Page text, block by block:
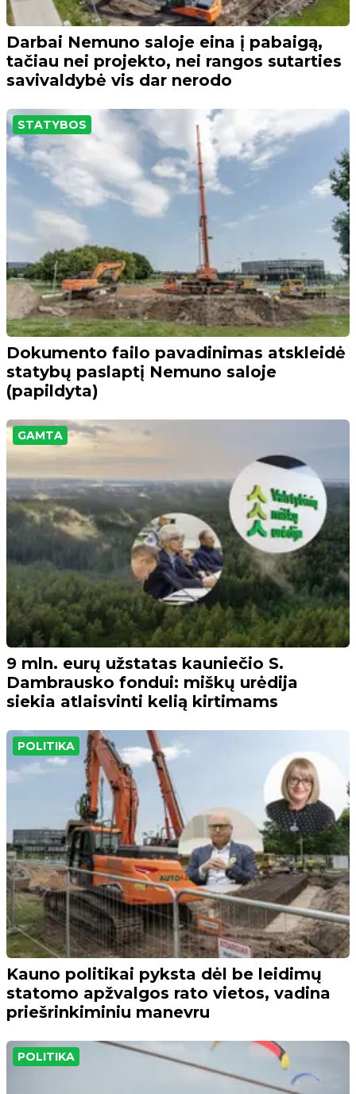
Darbai Nemuno saloje eina į pabaigą,
tačiau nei projekto, nei rangos sutarties
savivaldybė vis dar nerodo
STATYBOS
Dokumento failo pavadinimas atskleidė
statybų paslaptį Nemuno saloje
(papildyta)
GAMTA
9 mln. eurų užstatas kauniečio S.
Dambrausko fondui: miškų urėdija
siekia atlaisvinti kelią kirtimams
POLITIKA
Kauno politikai pyksta dėl be leidimų
statomo apžvalgos rato vietos, vadina
priešrinkiminiu manevru
POLITIKA